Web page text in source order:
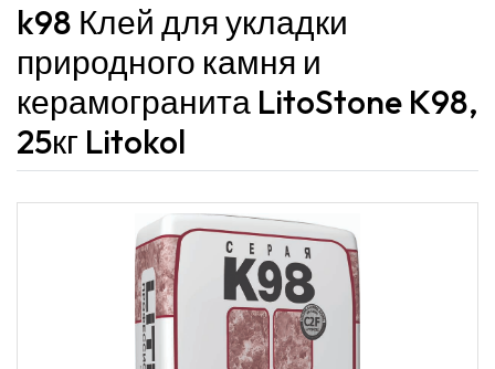
k98 Клей для укладки
природного камня и
керамогранита LitoStone K98,
25кг Litokol